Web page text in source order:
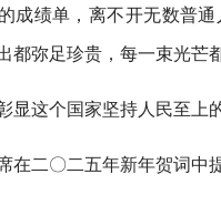
成绩单，离不开无数普
都弥足珍贵，每一束光芒
显这个国家坚持人民至上
在二〇二五年新年贺词中